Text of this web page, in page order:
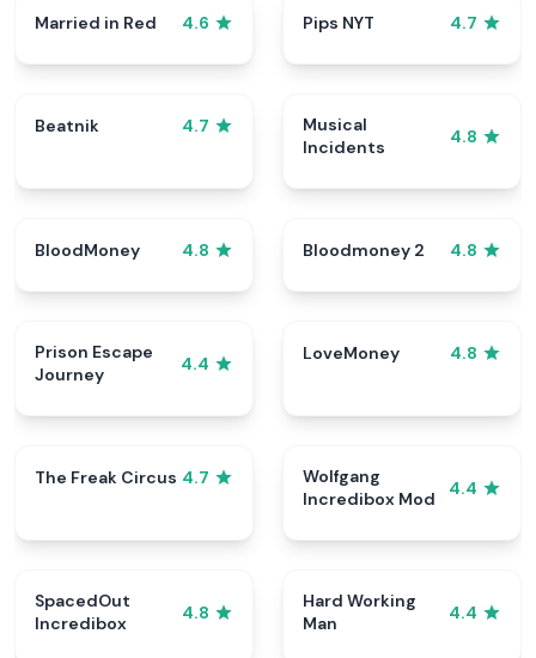
Married in Red 4.6 Pips NYT 4.7
Beatnik 4.7
Musical
Incidents
4.8
BloodMoney 4.8 Bloodmoney 2 4.8
Prison Escape
Journey
4.4
LoveMoney 4.8
The Freak Circus 4.7
Wolfgang
Incredibox Mod
4.4
SpacedOut
Incredibox
4.8
Hard Working
Man
4.4